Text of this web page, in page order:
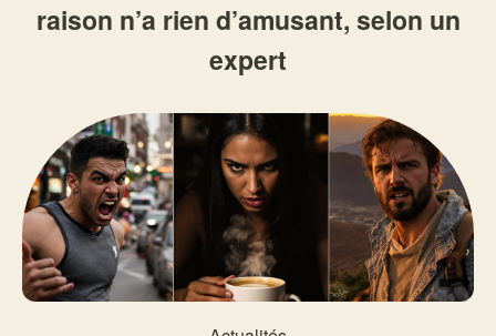
raison n’a rien d’amusant, selon un
expert